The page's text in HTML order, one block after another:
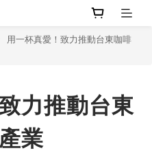
用一杯真愛！致力推動台東咖啡
力推動台東
業